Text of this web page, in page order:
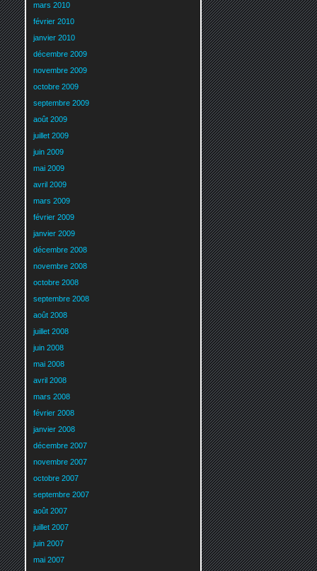
mars 2010
février 2010
janvier 2010
décembre 2009
novembre 2009
octobre 2009
septembre 2009
août 2009
juillet 2009
juin 2009
mai 2009
avril 2009
mars 2009
février 2009
janvier 2009
décembre 2008
novembre 2008
octobre 2008
septembre 2008
août 2008
juillet 2008
juin 2008
mai 2008
avril 2008
mars 2008
février 2008
janvier 2008
décembre 2007
novembre 2007
octobre 2007
septembre 2007
août 2007
juillet 2007
juin 2007
mai 2007